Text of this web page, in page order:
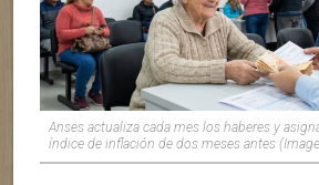
Anses actualiza cada mes los haberes y
índice de inflación de dos meses antes